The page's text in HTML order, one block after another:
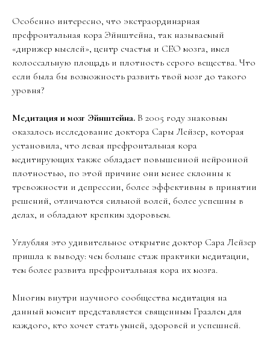
Особенно интересно, что экстраординарная
префронтальная кора Эйнштейна, так называемый
«дирижер мыслей», центр счастья и CEO мозга, имел
колоссальную площадь и плотность серого вещества. Что
если была бы возможность развить твой мозг до такого
уровня?
Медитация и мозг Эйнштейна. В 2005 году знаковым
оказалось исследование доктора Сары Лейзер, которая
установила, что левая префронтальная кора
медитирующих также обладает повышенной нейронной
плотностью, по этой причине они менее склонны к
тревожности и депрессии, более эффективны в принятии
решений, отличаются сильной волей, более успешны в
делах, и обладают крепким здоровьем.
Углубляя это удивительное открытие доктор Сара Лейзер
пришла к выводу: чем больше стаж практики медитации,
тем более развита префронтальная кора их мозга.
Многим внутри научного сообщества медитация на
данный момент представляется священным Граалем для
каждого, кто хочет стать умней, здоровей и успешней.